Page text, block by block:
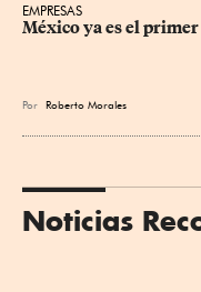
EMPRESAS
México ya es el
Por Roberto Morales
Noticias